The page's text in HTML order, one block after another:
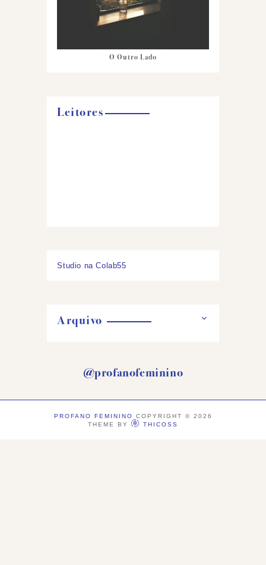
O Outro Lado
Leitores
Studio na Colab55
Arquivo
@profanofeminino
PROFANO FEMININO COPYRIGHT © 2026
THEME BY
THICOSS